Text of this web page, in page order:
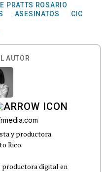
PRATTS ROSARIO
ASESINATOS
CIC
AUTOR
y productora
Rico.
productora digital en